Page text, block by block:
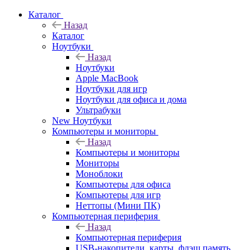
Каталог
Назад
Каталог
Ноутбуки
Назад
Ноутбуки
Apple MacBook
Ноутбуки для игр
Ноутбуки для офиса и дома
Ультрабуки
New Ноутбуки
Компьютеры и мониторы
Назад
Компьютеры и мониторы
Мониторы
Моноблоки
Компьютеры для офиса
Компьютеры для игр
Неттопы (Мини ПК)
Компьютерная периферия
Назад
Компьютерная периферия
USB-накопители, карты, флэш память